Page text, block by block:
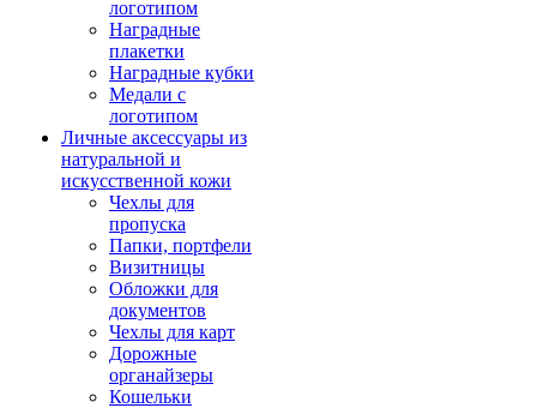
логотипом
Наградные
плакетки
Наградные кубки
Медали с
логотипом
Личные аксессуары из
натуральной и
искусственной кожи
Чехлы для
пропуска
Папки, портфели
Визитницы
Обложки для
документов
Чехлы для карт
Дорожные
органайзеры
Кошельки